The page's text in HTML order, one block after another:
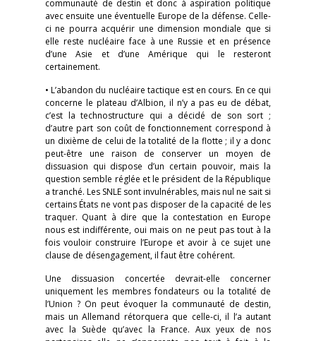
communauté de destin et donc à aspiration politique
avec ensuite une éventuelle Europe de la défense. Celle-
ci ne pourra acquérir une dimension mondiale que si
elle reste nucléaire face à une Russie et en présence
d’une Asie et d’une Amérique qui le resteront
certainement.
• L’abandon du nucléaire tactique est en cours. En ce qui
concerne le plateau d’Albion, il n’y a pas eu de débat,
c’est la technostructure qui a décidé de son sort ;
d’autre part son coût de fonctionnement correspond à
un dixième de celui de la totalité de la flotte ; il y a donc
peut-être une raison de conserver un moyen de
dissuasion qui dispose d’un certain pouvoir, mais la
question semble réglée et le président de la République
a tranché. Les SNLE sont invulnérables, mais nul ne sait si
certains États ne vont pas disposer de la capacité de les
traquer. Quant à dire que la contestation en Europe
nous est indifférente, oui mais on ne peut pas tout à la
fois vouloir construire l’Europe et avoir à ce sujet une
clause de désengagement, il faut être cohérent.
Une dissuasion concertée devrait-elle concerner
uniquement les membres fondateurs ou la totalité de
l’Union ? On peut évoquer la communauté de destin,
mais un Allemand rétorquera que celle-ci, il l’a autant
avec la Suède qu’avec la France. Aux yeux de nos